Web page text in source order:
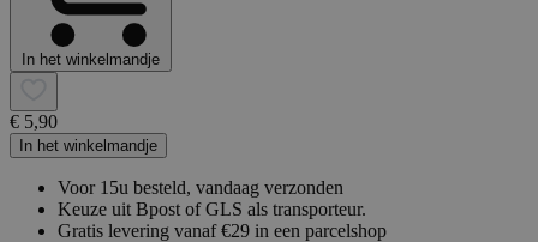
In het winkelmandje
€ 5,90
In het winkelmandje
Voor 15u besteld, vandaag verzonden
Keuze uit Bpost of GLS als transporteur.
Gratis levering vanaf €29 in een parcelshop